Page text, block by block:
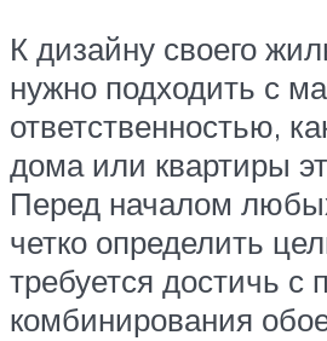
К дизайну своего
нужно подходить с
ответственностью,
дома или квартиры
Перед началом
четко определить
требуется достичь
комбинирования